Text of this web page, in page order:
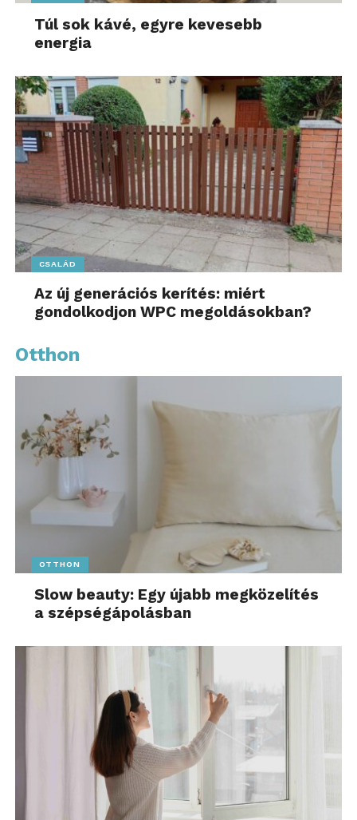
Túl sok kávé, egyre kevesebb
energia
CSALÁD
Az új generációs kerítés: miért
gondolkodjon WPC megoldásokban?
Otthon
OTTHON
Slow beauty: Egy újabb megközelítés
a szépségápolásban